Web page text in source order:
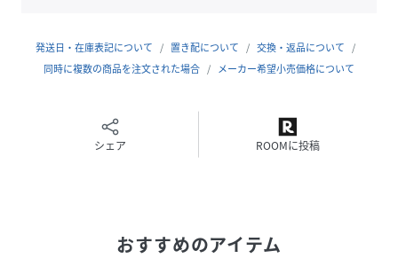
(659924-09-03 RR9120
発送日・在庫表記について 置き配について
交換・返品について
同時に複数の商品を注文された場合
メーカー希望小売価格について
シェア ROOMに投稿
おすすめのアイテム